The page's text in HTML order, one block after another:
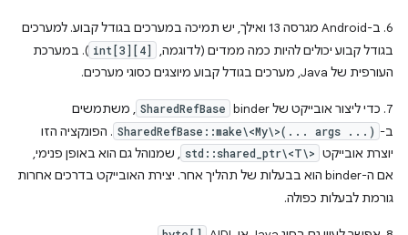
6. ב-Android מגרסה 13 ואילך, יש תמיכה במערכים בגודל קבוע. למערכים
בגודל קבוע יכולים להיות כמה ממדים (לדוגמה,
int[3][4] ). במערכת
העורפית של Java, מערכים בגודל קבוע מיוצגים כסוגי מערכים.
7. כדי ליצור אובייקט של binder SharedRefBase , משתמשים
ב- SharedRefBase::make\<My\>(... args ...) . הפונקציה הזו
יוצרת אובייקט std::shared_ptr\<T\> , שמנוהל גם הוא באופן פנימי,
אם ה-binder הוא בבעלות של תהליך אחר. יצירת האובייקט בדרכים אחרות
גורמת לבעלות כפולה.